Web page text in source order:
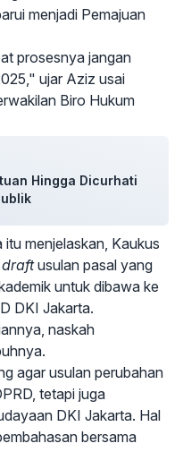
menjadi Pemajuan
prosesnya jangan
ujar Aziz usai
Biro Hukum
Hingga Dicurhati
menjelaskan, Kaukus
draftusulan pasal yang
untuk dibawa ke
DKI Jakarta.
naskah
agar usulan perubahan
tetapi juga
DKI Jakarta. Hal
bersama